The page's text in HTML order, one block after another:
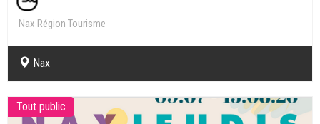
Nax Région Tourisme
Nax
Tout public